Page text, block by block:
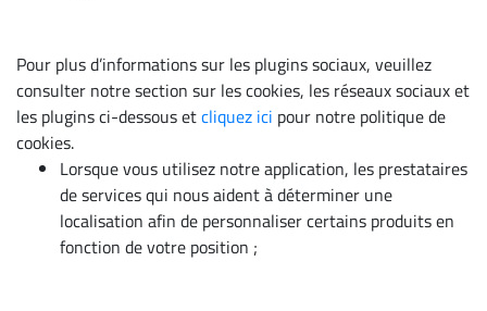
Pour plus d’informations sur les plugins sociaux, veuillez
consulter notre section sur les cookies, les réseaux sociaux et
les plugins ci-dessous etcliquez ici pour notre politique de
cookies.
Lorsque vous utilisez notre application, les prestataires
de services qui nous aident à déterminer une
localisation afin de personnaliser certains produits en
fonction de votre position ;